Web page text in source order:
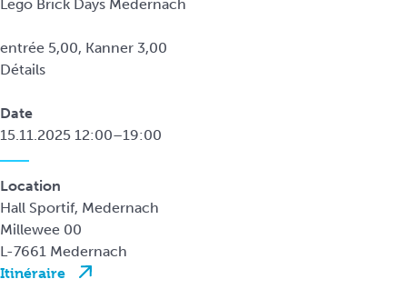
a
Lego Brick Days Medernach
entrée 5,00, Kanner 3,00
Détails
Date
15.11.2025 12:00–19:00
Location
Hall Sportif, Medernach
Millewee 00
L-7661 Medernach
Itinéraire